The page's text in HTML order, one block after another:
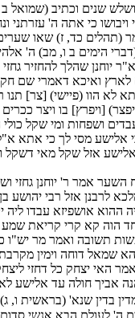
שנים וכתיב
ויבושו כי אתה ה'
(תהלים כד, ז) שאו
(דברי הימים ב ו, מב) ה'
יוחנן שהלך להחזיר
ואיכא דאמרי שם
לא הוו (פיישי) [צר]
[ויפרץ] בו ויצר
ושפחות ומי
מסי לך כי אתא א"ל
אלישע אזל שקל מאי
אמר ר' יוחנן גחזי
לרבנן אזל רבי
ההוא אושפיזא עבדו
הוה קא קרי קריאת
תשובה ואמר מר יש"ו
שמאל דוחה וימין
האי יצחק כל דחזי
אביך חולה עד אלישע
בדין שנא' (בראשית
ה' לעולם הבא אנשי